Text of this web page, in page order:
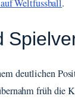
Weltfussball.
deutlichen
früh die